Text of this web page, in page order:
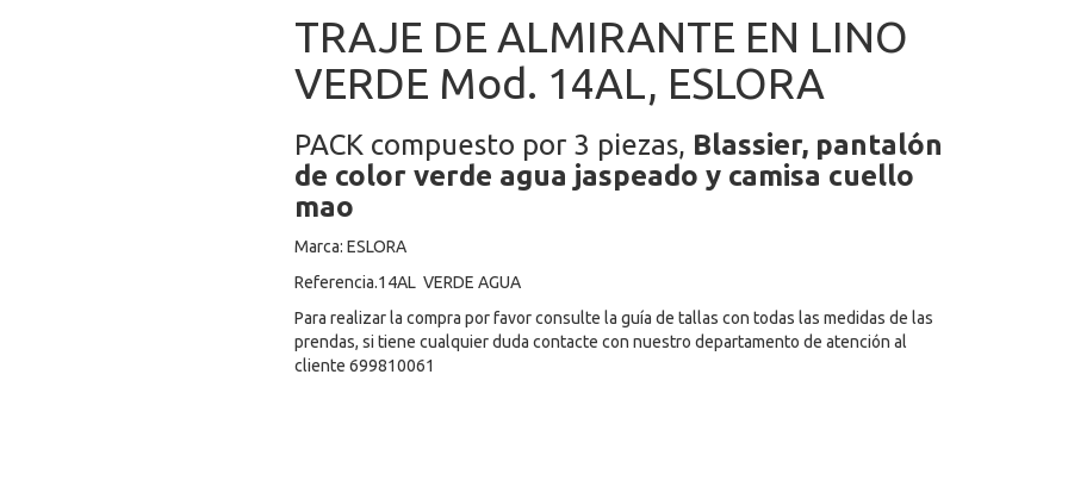
TRAJE DE ALMIRANTE EN LINO
VERDE Mod. 14AL, ESLORA
PACK compuesto por 3 piezas, Blassier, pantalón
de color verde agua jaspeado y camisa cuello
mao
Marca: ESLORA
Referencia.14AL VERDE AGUA
Para realizar la compra por favor consulte la guía de tallas con todas las medidas de las
prendas, si tiene cualquier duda contacte con nuestro departamento de atención al
cliente 699810061